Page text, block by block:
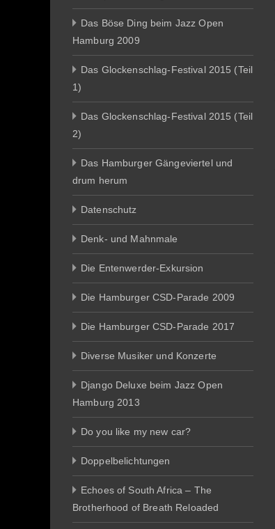
Das Böse Ding beim Jazz Open
Hamburg 2009
Das Glockenschlag-Festival 2015 (Teil
1)
Das Glockenschlag-Festival 2015 (Teil
2)
Das Hamburger Gängeviertel und
drum herum
Datenschutz
Denk- und Mahnmale
Die Entenwerder-Exkursion
Die Hamburger CSD-Parade 2009
Die Hamburger CSD-Parade 2017
Diverse Musiker und Konzerte
Django Deluxe beim Jazz Open
Hamburg 2013
Do you like my new car?
Doppelbelichtungen
Echoes of South Africa – The
Brotherhood of Breath Reloaded